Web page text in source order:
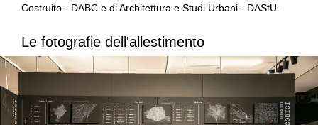
Costruito - DABC e di Architettura e Studi Urbani - DAStU.
Le fotografie dell'allestimento